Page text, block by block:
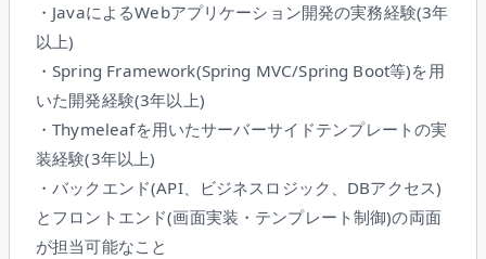
・JavaによるWebアプリケーション開発の実務経験(3年
以上)
・Spring Framework(Spring MVC/Spring Boot等)を用
いた開発経験(3年以上)
・Thymeleafを用いたサーバーサイドテンプレートの実
装経験(3年以上)
・バックエンド(API、ビジネスロジック、DBアクセス)
とフロントエンド(画面実装・テンプレート制御)の両面
が担当可能なこと